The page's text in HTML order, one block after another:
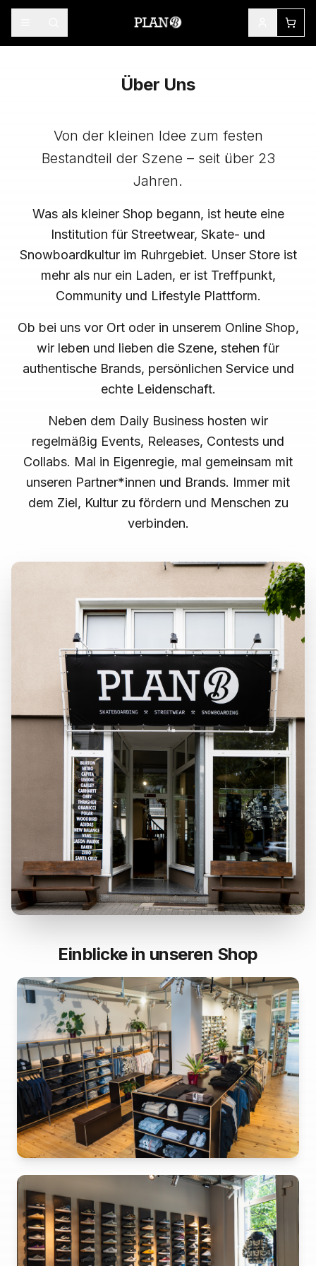
Über Uns
Von der kleinen Idee zum festen
Bestandteil der Szene – seit über 23
Jahren.
Was als kleiner Shop begann, ist heute eine
Institution für Streetwear, Skate- und
Snowboardkultur im Ruhrgebiet. Unser Store ist
mehr als nur ein Laden, er ist Treffpunkt,
Community und Lifestyle Plattform.
Ob bei uns vor Ort oder in unserem Online Shop,
wir leben und lieben die Szene, stehen für
authentische Brands, persönlichen Service und
echte Leidenschaft.
Neben dem Daily Business hosten wir
regelmäßig Events, Releases, Contests und
Collabs. Mal in Eigenregie, mal gemeinsam mit
unseren Partner*innen und Brands. Immer mit
dem Ziel, Kultur zu fördern und Menschen zu
verbinden.
Einblicke in unseren Shop